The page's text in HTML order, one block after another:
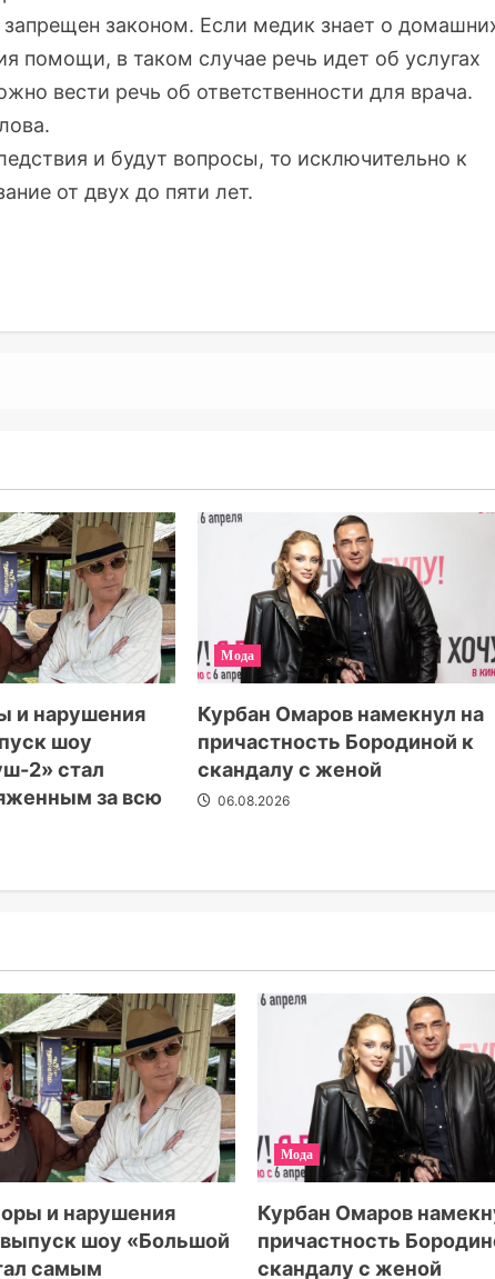
законом. Если медик знает о
помощи, в таком случае речь идет об услугах
вести речь об ответственности для врача.
и будут вопросы, то исключительно к
от двух до пяти лет.
и нарушения
шоу
2» стал
за всю
Мода
Курбан Омаров намекнул на
причастность Бородиной к
скандалу с женой
06.08.2026
и нарушения
выпуск шоу «Большой
самым
Мода
Курбан Омаров
причастность
скандалу с женой